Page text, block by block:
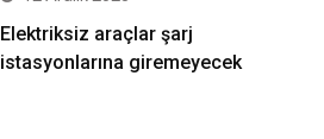
Elektriksiz araçlar şarj
istasyonlarına giremeyecek